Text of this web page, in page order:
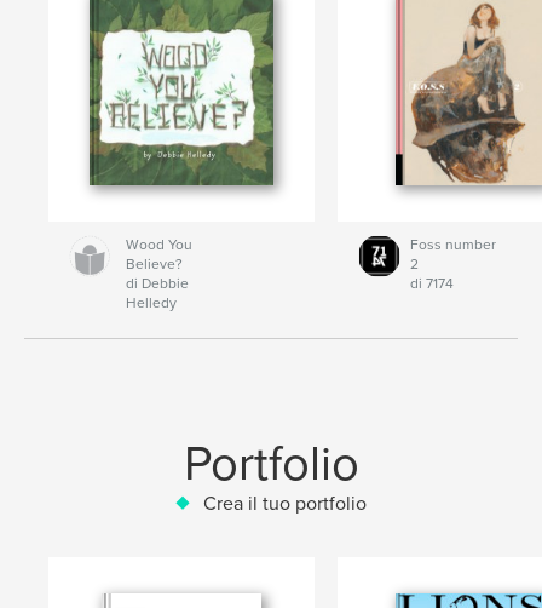
Wood You
Believe?
di Debbie
Helledy
Foss number
2
di 7174
Portfolio
Crea il tuo portfolio